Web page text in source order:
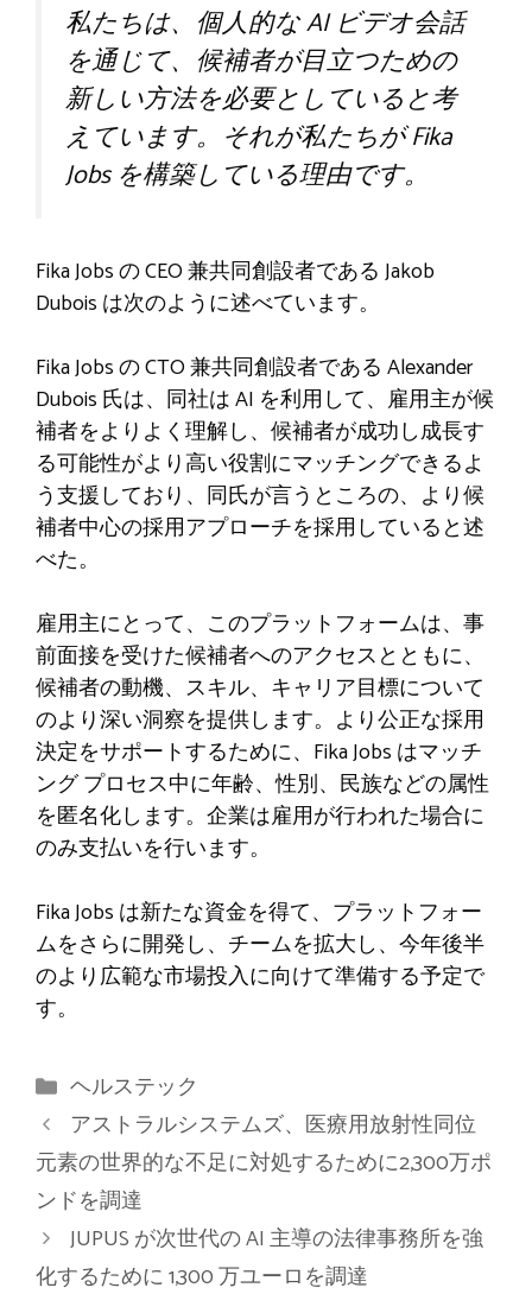
私たちは、個人的な AI ビデオ会話
を通じて、候補者が目立つための
新しい方法を必要としていると考
えています。それが私たちが Fika
Jobs を構築している理由です。
Fika Jobs の CEO 兼共同創設者である Jakob
Dubois は次のように述べています。
Fika Jobs の CTO 兼共同創設者である Alexander
Dubois 氏は、同社は AI を利用して、雇用主が候
補者をよりよく理解し、候補者が成功し成長す
る可能性がより高い役割にマッチングできるよ
う支援しており、同氏が言うところの、より候
補者中心の採用アプローチを採用していると述
べた。
雇用主にとって、このプラットフォームは、事
前面接を受けた候補者へのアクセスとともに、
候補者の動機、スキル、キャリア目標について
のより深い洞察を提供します。より公正な採用
決定をサポートするために、Fika Jobs はマッチ
ング プロセス中に年齢、性別、民族などの属性
を匿名化します。企業は雇用が行われた場合に
のみ支払いを行います。
Fika Jobs は新たな資金を得て、プラットフォー
ムをさらに開発し、チームを拡大し、今年後半
のより広範な市場投入に向けて準備する予定で
す。
カ
テ
ゴ
リ
ー
ヘルステック
アストラルシステムズ、医療用放射性同位
元素の世界的な不足に対処するために2,300万ポ
ンドを調達
JUPUS が次世代の AI 主導の法律事務所を強
化するために 1,300 万ユーロを調達